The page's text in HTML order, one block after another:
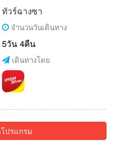
ทัวร์ฉางซา
จำนวนวันเดินทาง
5วัน 4คืน
เดินทางโดย
ปรแกรม